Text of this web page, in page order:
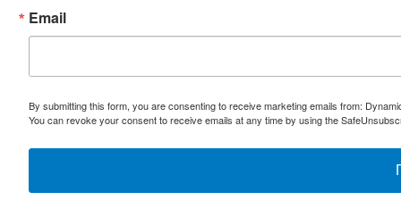
Email
By submitting this form, you are consenting to receive marketing emails from:
You can revoke your consent to receive emails at any time by using the